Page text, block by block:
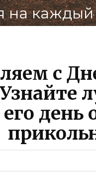
на каждый
с
его